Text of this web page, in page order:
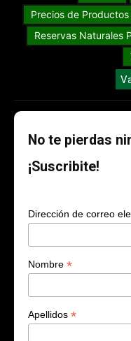
Precios de Productos
Reservas Naturales
No te pierdas
¡Suscribite!
Dirección de correo
Nombre *
Apellidos *